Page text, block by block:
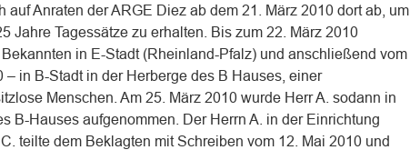
auf Anraten der ARGE Diez ab dem 21. März 2010 dort ab, um
Jahre Tagessätze zu erhalten. Bis zum 22. März 2010
in E-Stadt (Rheinland-Pfalz) und anschließend vom
– in B-Stadt in der Herberge des B Hauses, einer
Menschen. Am 25. März 2010 wurde Herr A. sodann in
B-Hauses aufgenommen. Der Herrn A. in der Einrichtung
teilte dem Beklagten mit Schreiben vom 12. Mai 2010 und